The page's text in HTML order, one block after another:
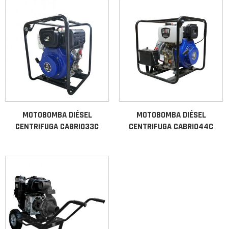
MOTOBOMBA DIÉSEL
CENTRIFUGA CABRIO33C
MOTOBOMBA DIÉSEL
CENTRIFUGA CABRIO44C